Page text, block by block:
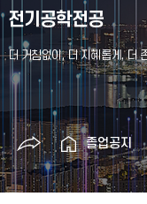
전기공학전공
졸업공지